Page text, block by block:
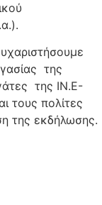
της
της ΙΝ.Ε-
τους πολίτες
της εκδήλωσης.